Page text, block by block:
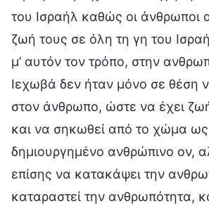
του Ισραήλ καθώς οι άνθρωποι
ζωή τους σε όλη τη γη του
μ’ αυτόν τον τρόπο, στην
Ιεχωβά δεν ήταν μόνο σε θέση
στον άνθρωπο, ώστε να έχει
και να σηκωθεί από το χώμα
δημιουργημένο ανθρώπινο ον,
επίσης να κατακάψει την
καταραστεί την ανθρωπότητα,